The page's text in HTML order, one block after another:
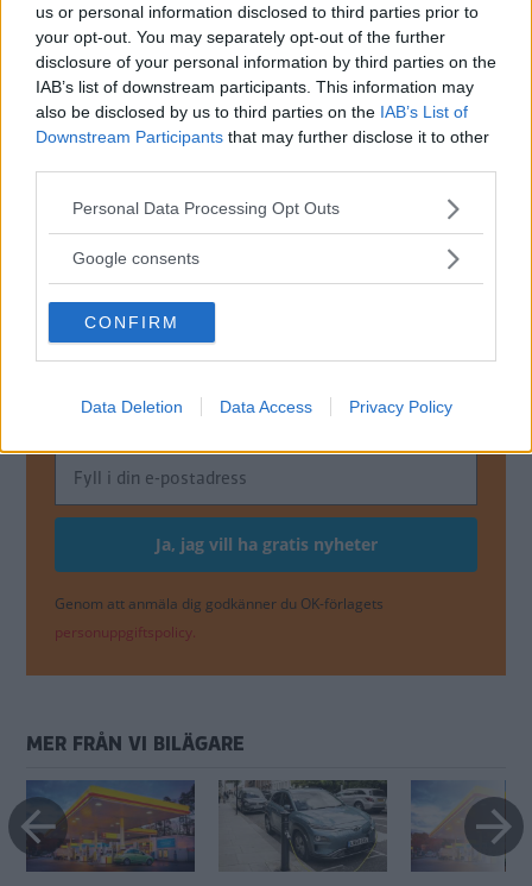
us or personal information disclosed to third parties prior to
your opt-out. You may separately opt-out of the further
disclosure of your personal information by third parties on the
IAB’s list of downstream participants. This information may
also be disclosed by us to third parties on the IAB’s List of
Downstream Participants that may further disclose it to other
Please note that this website/app uses one or more Google
not limited to your visit or usage behaviour. You may click to
use your data for below specified purposes in below Google
consent section.
Personal Data Processing Opt Outs
Google consents
CONFIRM
Data Deletion Data Access Privacy Policy
Shell ska ha 200 000 publika laddare mot slutet av
decenniet. I dag är den siffran 54 000. Europa är ett av de
områden som Shell ska fokusera mest på när det gäller
utbyggnad av elbilsladdare.
Varumärket Shell skainte längre användas i Sverigeutan
ska på sikt ersättas helt av St1.
MISSA INTE KOMMANDE ARTIKLAR OM
Genom att anmäla dig godkänner du OK-förlagets
personuppgiftspolicy.
MER FRÅN VI BILÄGARE